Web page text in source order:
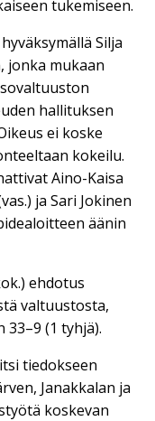
tukemiseen.
Silja
jonka mukaan
hallituksen
ei koske
kokeilu.
Aino-Kaisa
ja Sari Jokinen
äänin
ehdotus
valtuustosta,
(1 tyhjä).
tiedokseen
Janakkalan ja
koskevan